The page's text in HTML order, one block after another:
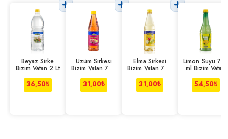
Beyaz Sirke
Bizim Vatan 2 Lt
36,50₺
Üzüm Sirkesi
Bizim Vatan 750
31,00₺
Elma Sirkesi
Bizim Vatan 750
31,00₺
Limon Suyu 750
ml Bizim Vatan
54,50₺